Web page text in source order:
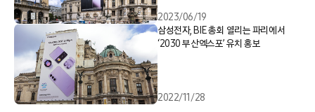
2023/06/19
삼성전자, BIE 총회 열리는 파리에서
‘2030 부산엑스포’ 유치 홍보
2022/11/28